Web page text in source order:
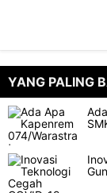
YANG PALING